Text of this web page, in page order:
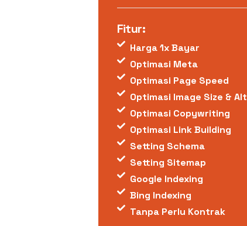
Fitur:
Harga 1x Bayar
Optimasi Meta
Optimasi Page Speed
Optimasi Image Size & Alt
Optimasi Copywriting
Optimasi Link Building
Setting Schema
Setting Sitemap
Google Indexing
Bing Indexing
Tanpa Perlu Kontrak